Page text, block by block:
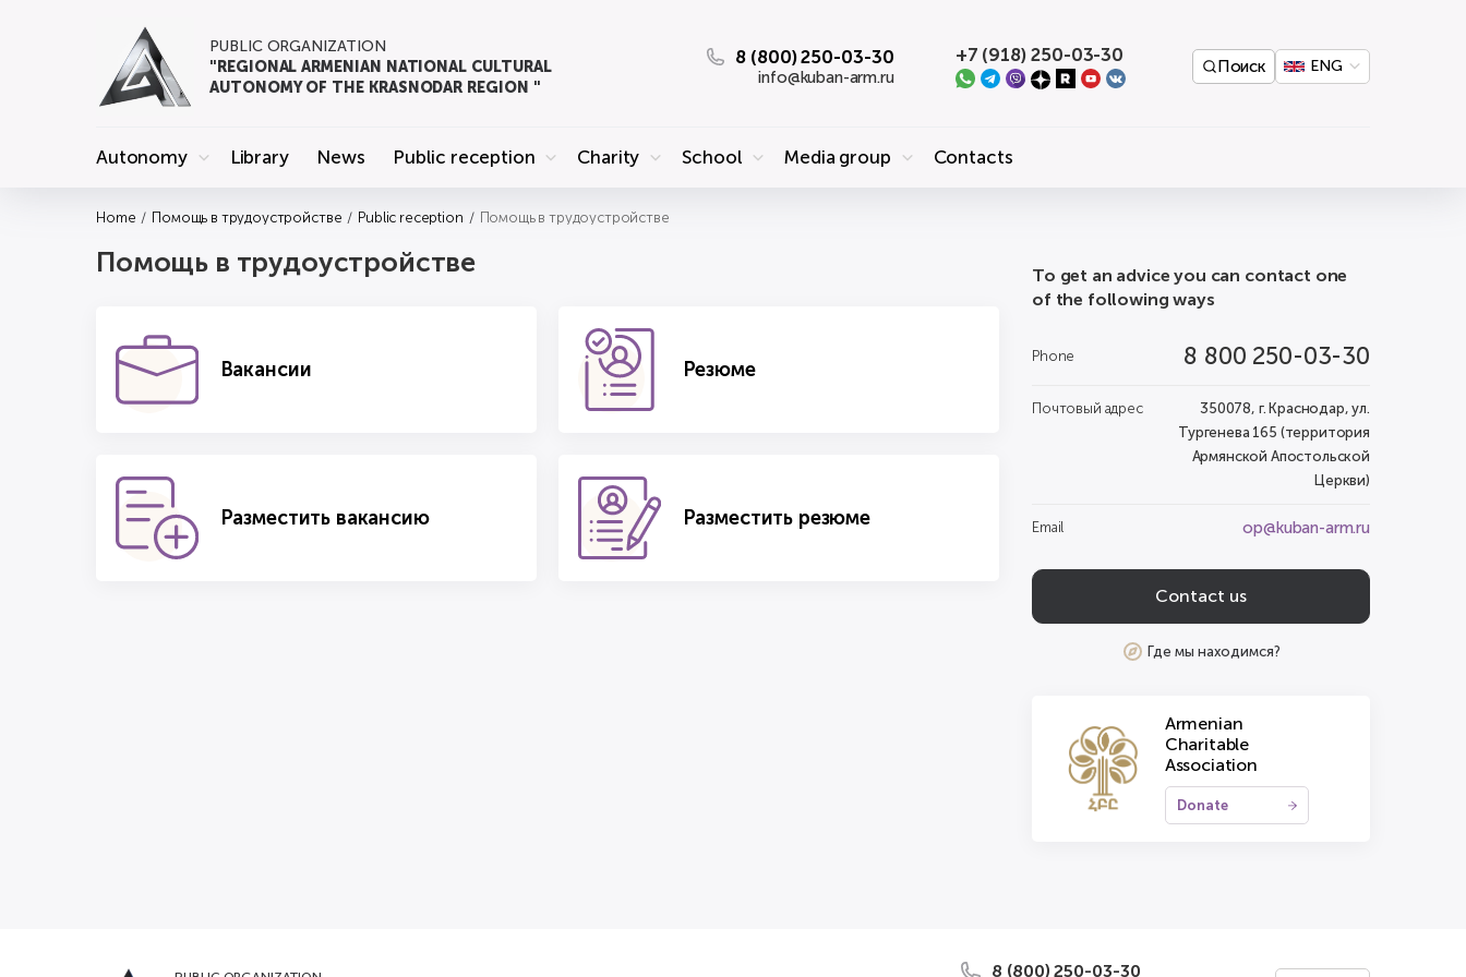
PUBLIC ORGANIZATION
"REGIONAL ARMENIAN NATIONAL CULTURAL
AUTONOMY OF THE KRASNODAR REGION "
8 (800) 250-03-30
info@kuban-arm.ru
+7 (918) 250-03-30
Поиск ENG
Autonomy Library News Public reception Charity School Media group Contacts
Home Помощь в трудоустройстве Public reception Помощь в трудоустройстве
Помощь в трудоустройстве
Вакансии Резюме
Разместить вакансию Разместить резюме
To get an advice you can contact one
of the following ways
Phone 8 800 250-03-30
Почтовый адрес
350078, г. Краснодар, ул.
Тургенева 165 (территория
Армянской Апостольской
Церкви)
Email op@kuban-arm.ru
Contact us
Где мы находимся?
Armenian
Charitable
Association
Donate
8 (800) 250-03-30